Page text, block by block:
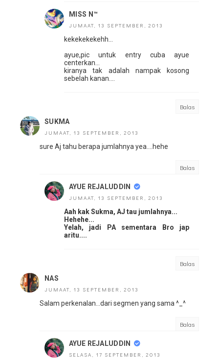
MISS N™
JUMAAT, 13 SEPTEMBER, 2013
kekekekekehh...
ayue,pic untuk entry cuba ayue
centerkan...
kiranya tak adalah nampak kosong
sebelah kanan....
Balas
SUKMA
JUMAAT, 13 SEPTEMBER, 2013
sure Aj tahu berapa jumlahnya yea....hehe
Balas
AYUE REJALUDDIN
JUMAAT, 13 SEPTEMBER, 2013
Aah kak Sukma, AJ tau jumlahnya...
Hehehe...
Yelah, jadi PA sementara Bro jap
aritu....
Balas
NAS
JUMAAT, 13 SEPTEMBER, 2013
Salam perkenalan...dari segmen yang sama ^_^
Balas
AYUE REJALUDDIN
SELASA, 17 SEPTEMBER, 2013